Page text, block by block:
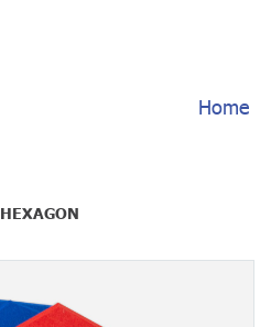
Home
HEXAGON